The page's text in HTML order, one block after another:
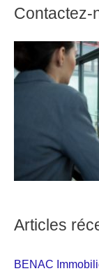
Contactez-
Articles
BENAC